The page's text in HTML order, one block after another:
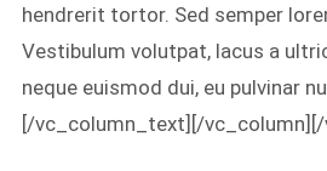
hendrerit tortor. Sed semper
Vestibulum volutpat, lacus a
neque euismod dui, eu pulvinar
[/vc_column_text][/